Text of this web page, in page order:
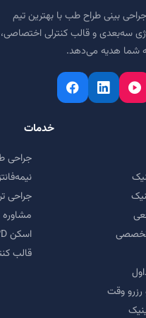
بینی طراح طب با بهترین تیم
سه‌بعدی و قالب کنترلی اختصاصی،
شما هدیه می‌دهد.
تخصصی
وقت
خدمات
جراحی
جراحی
مشاوره
اسکن ۳D
قالب